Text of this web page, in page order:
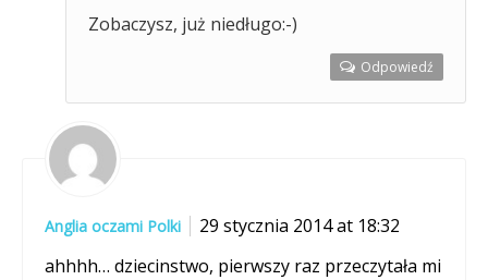
Zobaczysz, już niedługo:-)
Odpowiedź
Anglia oczami Polki
29 stycznia 2014 at 18:32
ahhhh… dziecinstwo, pierwszy raz przeczytała mi